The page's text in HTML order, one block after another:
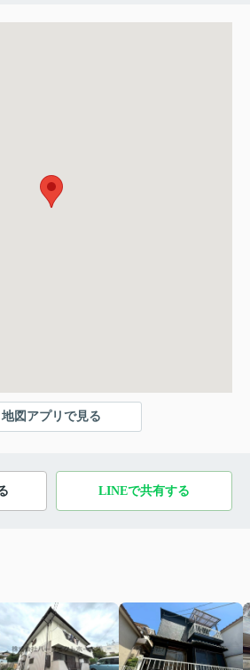
地図アプリで見る
LINEで共有する